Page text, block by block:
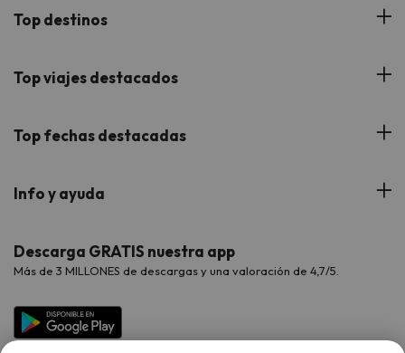
¿Quiénes somos?
Buscounchollo en los medios
Proveedores
Viajes para grupos
Top destinos
Hoteles Andalucía
Hoteles Cataluña
Hoteles Galicia
Hoteles Salou
Top viajes destacados
Viajes con Niños
Viajes de Novios
Chollos con Todo Incluido
Chollos en la playa
Top fechas destacadas
Verano
Vacaciones en Agosto
Vacaciones en Octubre
Info y ayuda
Contáctanos
Preguntas frecuentes
Descarga GRATIS nuestra app
Más de 3 MILLONES de descargas y una valoración de 4,7/5.